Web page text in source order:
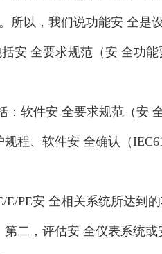
所以，我们说功能安 全是
安 全要求规范（安 全功
：软件安 全要求规范（安
程、软件安 全确认（
PE安 全相关系统所达到
二，评估安 全仪表系统